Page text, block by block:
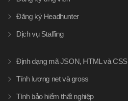
Đăng ký Headhunter
Dịch vụ Staffing
Định dạng mã JSON, HTML và CSS
Tính lương net và gross
Tính bảo hiểm thất nghiệp